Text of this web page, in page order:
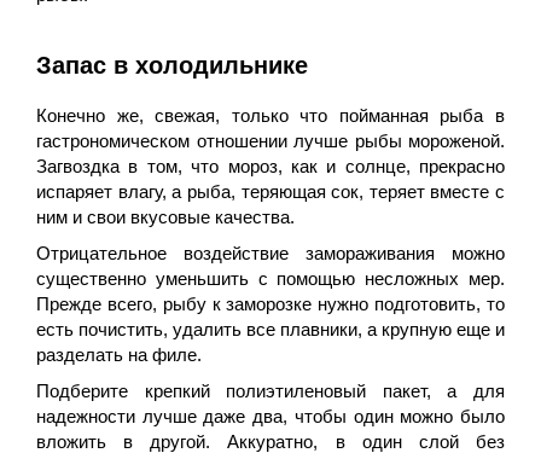
Запас в холодильнике
Конечно же, свежая, только что пойманная рыба в
гастрономическом отношении лучше рыбы мороженой.
Загвоздка в том, что мороз, как и солнце, прекрасно
испаряет влагу, а рыба, теряющая сок, теряет вместе с
ним и свои вкусовые качества.
Отрицательное воздействие замораживания можно
существенно уменьшить с помощью несложных мер.
Прежде всего, рыбу к заморозке нужно подготовить, то
есть почистить, удалить все плавники, а крупную еще и
разделать на филе.
Подберите крепкий полиэтиленовый пакет, а для
надежности лучше даже два, чтобы один можно было
вложить в другой. Аккуратно, в один слой без